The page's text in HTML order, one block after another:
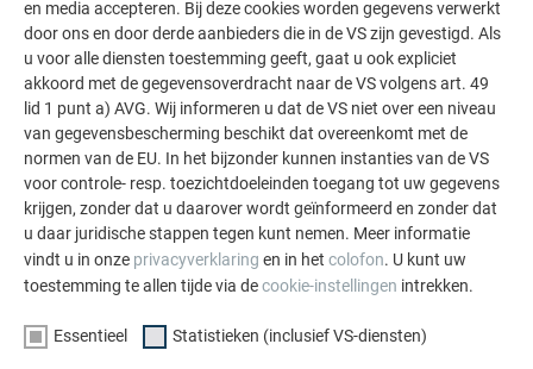
toegelaten systeemspanning van de zonnepanelen
niet worden overschreden.
Neem het verstrekte montageplan in acht!
Hogere spanning als lage veiligheidsspanning!
Risico op letsels door het verhogen van de spanning
bij serieschakeling!
Er moet gegarandeerd worden dat de elektrische installatie
en ingebruikname uitgevoerd wordt door een erkende
elektricien.
Afhankelijk van het land kan bij werken met onder spanning
staande solarstekkers het dragen van geschikte
en media accepteren. Bij deze cookies worden gegevens verwerkt
door ons en door derde aanbieders die in de VS zijn gevestigd. Als
u voor alle diensten toestemming geeft, gaat u ook expliciet
akkoord met de gegevensoverdracht naar de VS volgens art. 49
lid 1 punt a) AVG. Wij informeren u dat de VS niet over een niveau
van gegevensbescherming beschikt dat overeenkomt met de
normen van de EU. In het bijzonder kunnen instanties van de VS
voor controle- resp. toezichtdoeleinden toegang tot uw gegevens
krijgen, zonder dat u daarover wordt geïnformeerd en zonder dat
u daar juridische stappen tegen kunt nemen. Meer informatie
vindt u in onze privacyverklaring en in het colofon. U kunt uw
toestemming te allen tijde via decookie-instellingen intrekken.
Essentieel Statistieken (inclusief VS-diensten)